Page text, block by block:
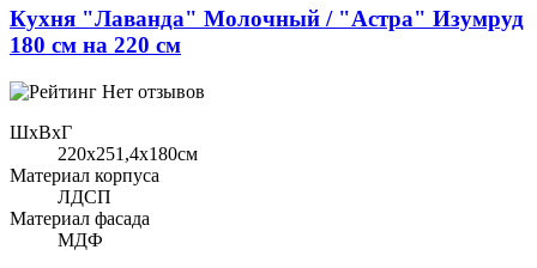
Кухня "Лаванда" Молочный / "Астра" Изумруд
180 см на 220 см
Нет отзывов
ШхВхГ
220x251,4х180см
Материал корпуса
ЛДСП
Материал фасада
МДФ